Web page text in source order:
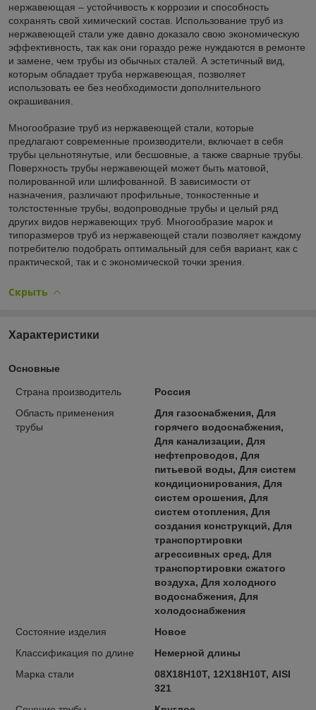
нержавеющая – устойчивость к коррозии и способность
сохранять свой химический состав. Использование труб из
нержавеющей стали уже давно доказало свою экономическую
эффективность, так как они гораздо реже нуждаются в ремонте
и замене, чем трубы из обычных сталей. А эстетичный вид,
которым обладает труба нержавеющая, позволяет
использовать ее без необходимости дополнительного
окрашивания.
Многообразие труб из нержавеющей стали, которые
предлагают современные производители, включает в себя
трубы цельнотянутые, или бесшовные, а также сварные трубы.
Поверхность трубы нержавеющей может быть матовой,
полированной или шлифованной. В зависимости от
назначения, различают профильные, тонкостенные и
толстостенные трубы, водопроводные трубы и целый ряд
других видов нержавеющих труб. Многообразие марок и
типоразмеров труб из нержавеющей стали позволяет каждому
потребителю подобрать оптимальный для себя вариант, как с
практической, так и с экономической точки зрения.
Скрыть
Характеристики
Основные
Страна производитель
Россия
Область применения
трубы
Для газоснабжения, Для
горячего водоснабжения,
Для канализации, Для
нефтепроводов, Для
питьевой воды, Для систем
кондиционирования, Для
систем орошения, Для
систем отопления, Для
создания конструкций, Для
транспортировки
агрессивных сред, Для
транспортировки сжатого
воздуха, Для холодного
водоснабжения, Для
холодоснабжения
Состояние изделия
Новое
Классификация по длине
Немерной длины
Марка стали
08Х18Н10Т, 12Х18Н10Т, AISI
321